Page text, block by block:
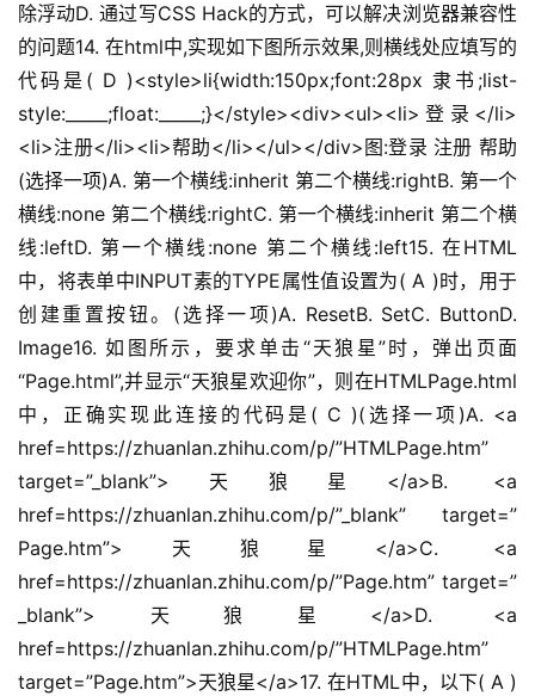
除浮动D. 通过写CSS Hack的方式，可以解决浏览器兼容性
的问题14. 在html中,实现如下图所示效果,则横线处应填写的
代码是( D )<style>li{width:150px;font:28px 隶书;list-
style:_____;float:_____;}</style><div><ul><li>登录</li>
<li>注册</li><li>帮助</li></ul></div>图:登录 注册 帮助
(选择一项)A. 第一个横线:inherit 第二个横线:rightB. 第一个
横线:none 第二个横线:rightC. 第一个横线:inherit 第二个横
线:leftD. 第一个横线:none 第二个横线:left15. 在HTML
中，将表单中INPUT素的TYPE属性值设置为( A )时，用于
创建重置按钮。(选择一项)A. ResetB. SetC. ButtonD.
Image16. 如图所示，要求单击“天狼星”时，弹出页面
“Page.html”,并显示“天狼星欢迎你”，则在HTMLPage.html
中，正确实现此连接的代码是( C )(选择一项)A. <a
href=https://zhuanlan.zhihu.com/p/”HTMLPage.htm”
target=”_blank”>天狼星</a>B. <a
href=https://zhuanlan.zhihu.com/p/”_blank” target=”
Page.htm”>天狼星</a>C. <a
href=https://zhuanlan.zhihu.com/p/”Page.htm” target=”
_blank”>天狼星</a>D. <a
href=https://zhuanlan.zhihu.com/p/”HTMLPage.htm”
target=”Page.htm”>天狼星</a>17. 在HTML中，以下( A )